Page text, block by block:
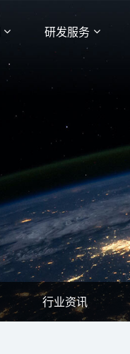
研发服务
行业资讯